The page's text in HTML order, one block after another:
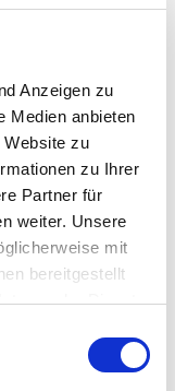
Anzeigen zu
Medien anbieten
Website zu
zu Ihrer
Partner für
weiter. Unsere
mit
bereitgestellt
der Dienste
Dritte
Meldebestätigung